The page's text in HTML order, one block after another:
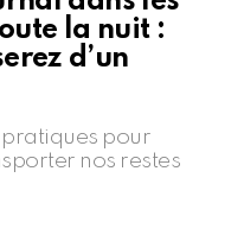
la nuit :
d’un
pratiques pour
nos restes